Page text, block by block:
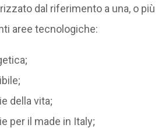
dal riferimento a una, o più
aree tecnologiche:
della vita;
per il made in Italy;